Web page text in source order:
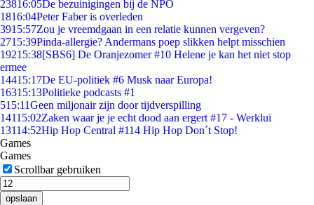
23816:05De bezuinigingen bij de NPO
1816:04Peter Faber is overleden
3915:57Zou je vreemdgaan in een relatie kunnen vergeven?
2715:39Pinda-allergie? Andermans poep slikken helpt misschien
19215:38[SBS6] De Oranjezomer #10 Helene je kan het niet stop
ermee
14415:17De EU-politiek #6 Musk naar Europa!
16315:13Politieke podcasts #1
515:11Geen miljonair zijn door tijdverspilling
14115:02Zaken waar je je echt dood aan ergert #17 - Werklui
13114:52Hip Hop Central #114 Hip Hop Don´t Stop!
Games
Games
Scrollbar gebruiken
opslaan